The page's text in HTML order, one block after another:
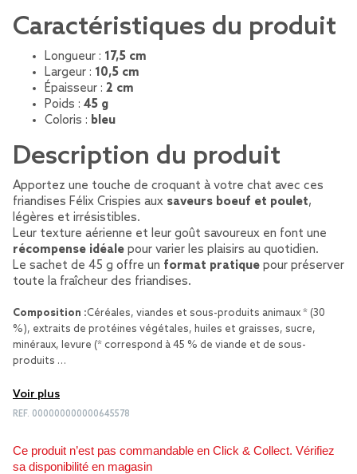
Caractéristiques du produit
Longueur : 17,5 cm
Largeur : 10,5 cm
Épaisseur : 2 cm
Poids : 45 g
Coloris : bleu
Description du produit
Apportez une touche de croquant à votre chat avec ces
friandises Félix Crispies aux saveurs boeuf et poulet,
légères et irrésistibles.
Leur texture aérienne et leur goût savoureux en font une
récompense idéale pour varier les plaisirs au quotidien.
Le sachet de 45 g offre un format pratique pour préserver
toute la fraîcheur des friandises.
Composition :Céréales, viandes et sous-produits animaux * (30
%), extraits de protéines végétales, huiles et graisses, sucre,
minéraux, levure (* correspond à 45 % de viande et de sous-
produits …
Voir plus
REF. 000000000000645578
Ce produit n’est pas commandable en Click & Collect. Vérifiez
sa disponibilité en magasin